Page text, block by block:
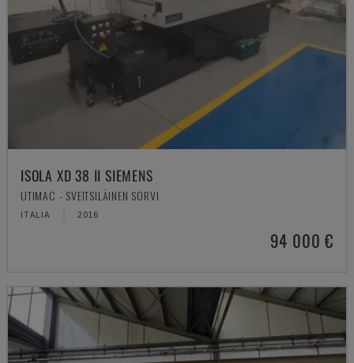
ISOLA XD 38 II SIEMENS
UTIMAC - SVEITSILÄINEN SORVI
ITALIA 2016
94 000 €